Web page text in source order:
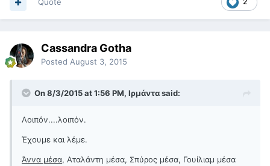
Quote
Cassandra Gotha
Posted August 3, 2015
On 8/3/2015 at 1:56 PM, Ιρμάντα said:
Λοιπόν....λοιπόν.
Έχουμε και λέμε.
Άννα μέσα, Αταλάντη μέσα, Σπύρος μέσα, Γουίλιαμ μέσα